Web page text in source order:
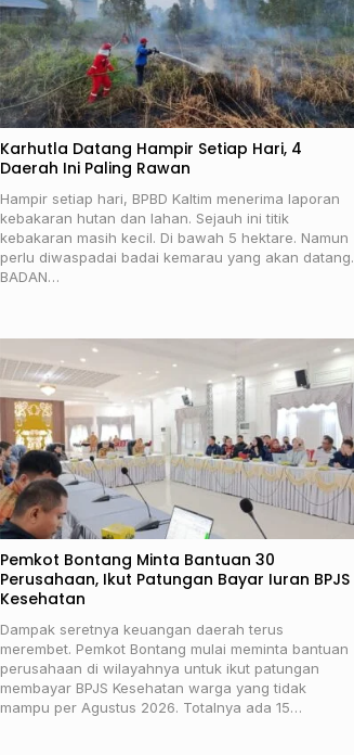
Karhutla Datang Hampir Setiap Hari, 4
Daerah Ini Paling Rawan
Hampir setiap hari, BPBD Kaltim menerima laporan
kebakaran hutan dan lahan. Sejauh ini titik
kebakaran masih kecil. Di bawah 5 hektare. Namun
perlu diwaspadai badai kemarau yang akan datang.
BADAN…
Pemkot Bontang Minta Bantuan 30
Perusahaan, Ikut Patungan Bayar Iuran BPJS
Kesehatan
Dampak seretnya keuangan daerah terus
merembet. Pemkot Bontang mulai meminta bantuan
perusahaan di wilayahnya untuk ikut patungan
membayar BPJS Kesehatan warga yang tidak
mampu per Agustus 2026. Totalnya ada 15…